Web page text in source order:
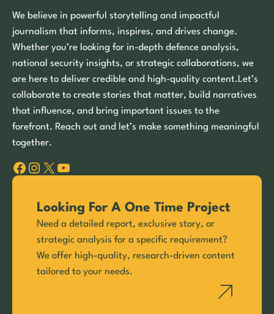
We believe in powerful storytelling and impactful
journalism that informs, inspires, and drives change.
Whether you’re looking for in-depth defence analysis,
national security insights, or strategic collaborations, we
are here to deliver credible and high-quality content.Let’s
collaborate to create stories that matter, build narratives
that influence, and bring important issues to the
forefront. Reach out and let’s make something meaningful
together.
Facebook Instagram X YouTube
Looking For A One Time Project
Need a detailed report, exclusive story, or
strategic analysis for a specific requirement?
We offer high-quality, research-driven content
tailored to your needs.